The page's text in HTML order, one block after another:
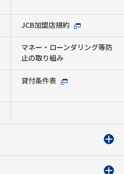
JCB加盟店規約
マネー・ローンダリング等防
止の取り組み
貸付条件表